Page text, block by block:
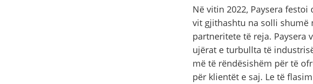
Në vitin 2022, Paysera
vit gjithashtu na solli shumë
partneritete të reja. Paysera
ujërat e turbullta të
më të rëndësishëm për të
për klientët e saj. Le të